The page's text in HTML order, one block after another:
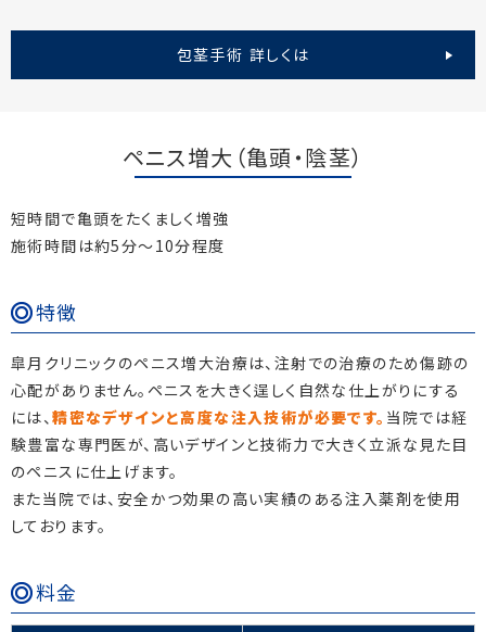
包茎手術 詳しくは
ペニス増大（亀頭・陰茎）
短時間で亀頭をたくましく増強
施術時間は約5分～10分程度
特徴
皐月クリニックのペニス増大治療は、注射での治療のため傷跡の
心配がありません。ペニスを大きく逞しく自然な仕上がりにする
には、精密なデザインと高度な注入技術が必要です。 当院では経
験豊富な専門医が、高いデザインと技術力で大きく立派な見た目
のペニスに仕上げます。
また当院では、安全かつ効果の高い実績のある注入薬剤を使用
しております。
料金